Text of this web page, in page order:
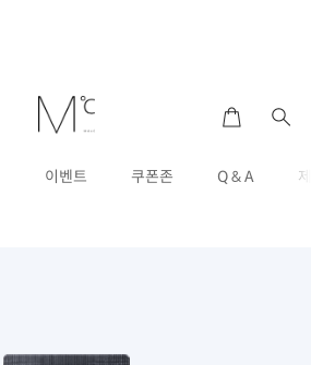
이벤트 쿠폰존 Q & A